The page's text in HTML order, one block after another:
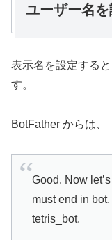
ユーザー名
表示名を設定する
す。
BotFather からは、
Good. Now
must end in
tetris_bot.